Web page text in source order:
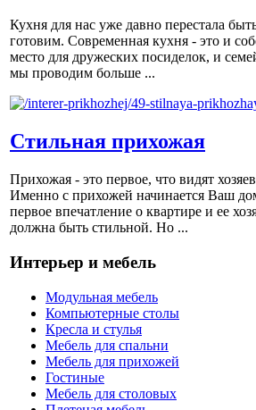
Кухня для нас уже давно перестала
готовим. Современная кухня - это и
место для дружеских посиделок, и
мы проводим больше ...
Стильная прихожая
Прихожая - это первое, что видят
Именно с прихожей начинается Ваш
первое впечатление о квартире и ее
должна быть стильной. Но ...
Интерьер и мебель
Модульная мебель
Компьютерные столы
Кресла и стулья
Мебель для спальни
Мебель для прихожей
Гостиные
Мебель для столовых